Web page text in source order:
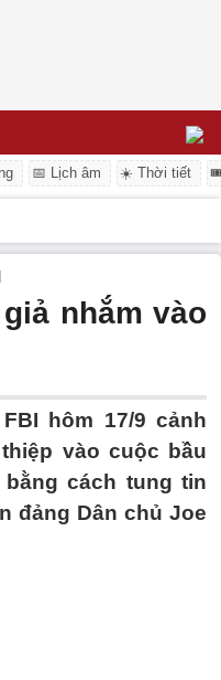
📅 Lịch âm ☀️ Thời tiết
nhắm vào
hôm 17/9 cảnh
vào cuộc bầu
cách tung tin
đảng Dân chủ Joe